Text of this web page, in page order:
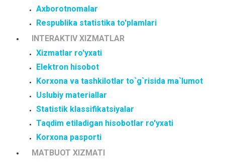
Axborotnomalar
Respublika statistika to'plamlari
INTERAKTIV XIZMATLAR
Xizmatlar ro'yxati
Elektron hisobot
Korxona va tashkilotlar to`g`risida ma`lumot
Uslubiy materiallar
Statistik klassifikatsiyalar
Taqdim etiladigan hisobotlar ro'yxati
Korxona pasporti
MATBUOT XIZMATI